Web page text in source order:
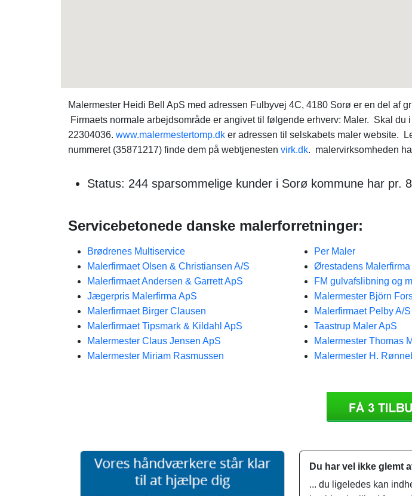
Malermester Heidi Bell ApS med adressen Fulbyvej 4C, 4180 Sorø er en del af
Firmaets normale arbejdsområde er angivet til følgende erhverv: Maler. Skal
22304036. www.malermestertomp.dk er adressen til selskabets maler website.
nummeret (35871217) finde dem på webtjenesten virk.dk. malervirksomheden
Status: 244 sparsommelige kunder i Sorø kommune har pr.
Servicebetonede danske malerforretninger:
Brødrenes Multiservice
Malerfirmaet Olsen & Christiansen A/S
Malerfirmaet Andersen & Garrett ApS
Jægerpris Malerfirma ApS
Malerfirmaet Birger Clausen
Malerfirmaet Tipsmark & Kildahl ApS
Malermester Claus Jensen ApS
Malermester Miriam Rasmussen
Per Maler
Ørestadens Malerfirma
FM gulvafslibning og
Malermester Björn
Malerfirmaet Pelby A/S
Taastrup Maler ApS
Malermester Thomas
Malermester H.
Du har vel ikke glemt
... du ligeledes kan